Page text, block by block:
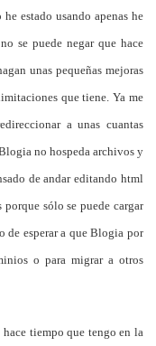
estado usando apenas he
se puede negar que hace
unas pequeñas mejoras
que tiene. Ya me
a unas cuantas
no hospeda archivos y
de andar editando html
sólo se puede cargar
de esperar a que Blogia por
o para migrar a otros
tiempo que tengo en la